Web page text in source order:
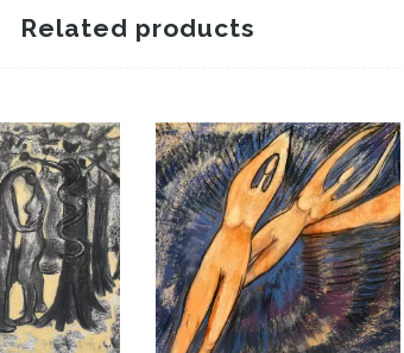
Related products